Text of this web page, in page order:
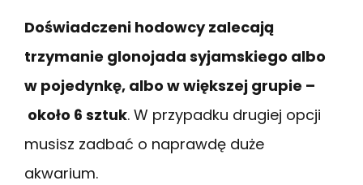
Doświadczeni hodowcy zalecają
trzymanie glonojada syjamskiego albo
w pojedynkę, albo w większej grupie –
około 6 sztuk. W przypadku drugiej opcji
musisz zadbać o naprawdę duże
akwarium.